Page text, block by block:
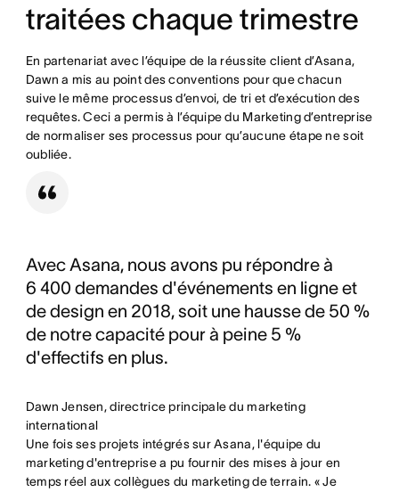
traitées chaque trimestre
En partenariat avec l’équipe de la réussite client d’Asana,
Dawn a mis au point des conventions pour que chacun
suive le même processus d’envoi, de tri et d’exécution des
requêtes. Ceci a permis à l’équipe du Marketing d’entreprise
de normaliser ses processus pour qu’aucune étape ne soit
oubliée.
Avec Asana, nous avons pu répondre à
6 400 demandes d'événements en ligne et
de design en 2018, soit une hausse de 50 %
de notre capacité pour à peine 5 %
d'effectifs en plus.
Dawn Jensen, directrice principale du marketing
international
Une fois ses projets intégrés sur Asana, l'équipe du
marketing d'entreprise a pu fournir des mises à jour en
temps réel aux collègues du marketing de terrain. « Je